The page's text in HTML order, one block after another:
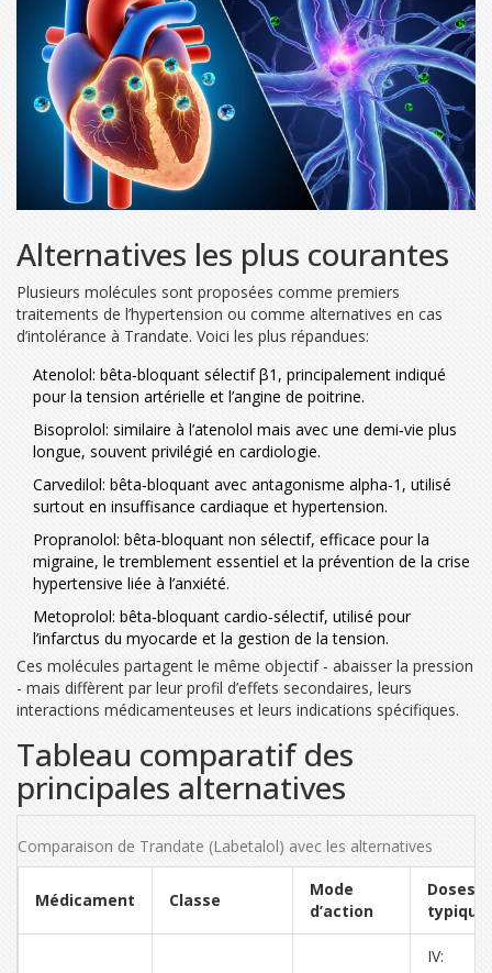
Alternatives les plus courantes
Plusieurs molécules sont proposées comme premiers
traitements de l’hypertension ou comme alternatives en cas
d’intolérance à Trandate. Voici les plus répandues:
Atenolol: bêta‑bloquant sélectif β1, principalement indiqué
pour la tension artérielle et l’angine de poitrine.
Bisoprolol: similaire à l’atenolol mais avec une demi‑vie plus
longue, souvent privilégié en cardiologie.
Carvedilol: bêta‑bloquant avec antagonisme alpha‑1, utilisé
surtout en insuffisance cardiaque et hypertension.
Propranolol: bêta‑bloquant non sélectif, efficace pour la
migraine, le tremblement essentiel et la prévention de la crise
hypertensive liée à l’anxiété.
Metoprolol: bêta‑bloquant cardio‑sélectif, utilisé pour
l’infarctus du myocarde et la gestion de la tension.
Ces molécules partagent le même objectif - abaisser la pression
- mais diffèrent par leur profil d’effets secondaires, leurs
interactions médicamenteuses et leurs indications spécifiques.
Tableau comparatif des
principales alternatives
Comparaison de Trandate (Labetalol) avec les alternatives
Médicament Classe
Mode
d’action
Doses
IV: